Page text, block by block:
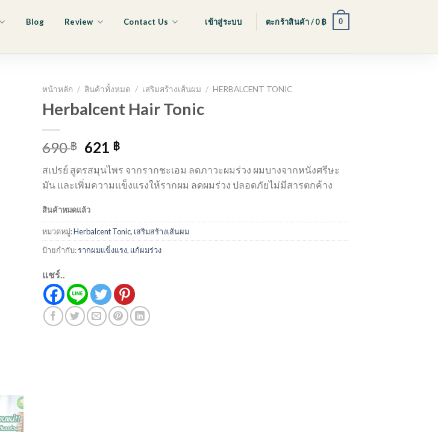
Blog Review Contact Us เข้าสู่ระบบ ตะกร้าสินค้า /0฿ 0
หน้าหลัก / สินค้าทั้งหมด / เสริมสร้างเส้นผม / HERBALCENT TONIC
Herbalcent Hair Tonic
690฿ Original
price
was:
690 ฿.
621 ฿Current
is:
621 ฿.
สเปรย์ สูตรสมุนไพร จากรากชะเอม ลดภาวะผมร่วง ผมบางจากหนังศรีษะ
มัน และเพิ่มความแข็งแรงให้รากผม ลดผมร่วง ปลอดภัยไม่มีสารตกค้าง
สินค้าหมดแล้ว
หมวดหมู่:Herbalcent Tonic, เสริมสร้างเส้นผม
ป้ายกำกับ:รากผมแข็งแรง, แก้ผมร่วง
แชร์..